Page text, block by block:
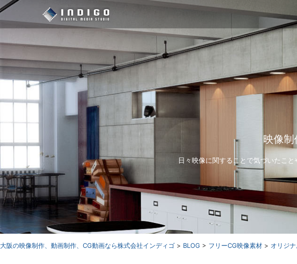
映像
日々映像に関することで気づいたこ
⼤阪の映像制作、動画制作、CG動画なら株式会社インディゴ > BLOG > フリーCG映像素材 > オリジ